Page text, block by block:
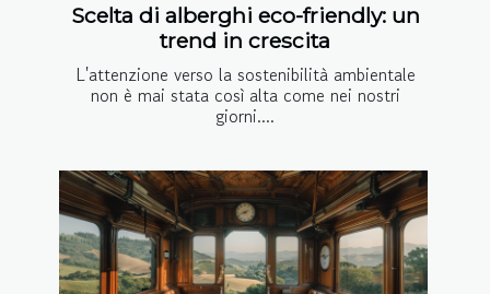
Scelta di alberghi eco-friendly: un
trend in crescita
L'attenzione verso la sostenibilità ambientale
non è mai stata così alta come nei nostri
giorni....